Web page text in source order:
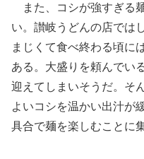
また、コシが強すぎる
い。讃岐うどんの店では
まじくて食べ終わる頃に
ある。大盛りを頼んでい
迎えてしまいそうだ。そ
よいコシを温かい出汁が
具合で麺を楽しむことに